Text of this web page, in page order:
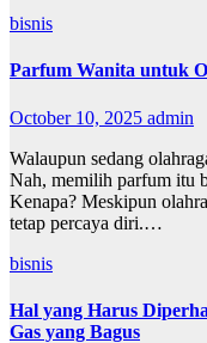
bisnis
Parfum Wanita untuk
October 10, 2025 admin
Walaupun sedang
Nah, memilih parfum itu
Kenapa? Meskipun
tetap percaya diri.…
bisnis
Hal yang Harus
Gas yang Bagus